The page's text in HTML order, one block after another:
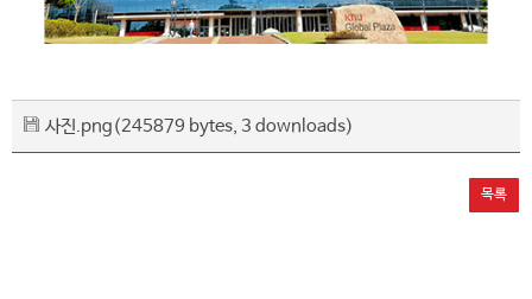
사진.png(245879 bytes, 3 downloads)
목록